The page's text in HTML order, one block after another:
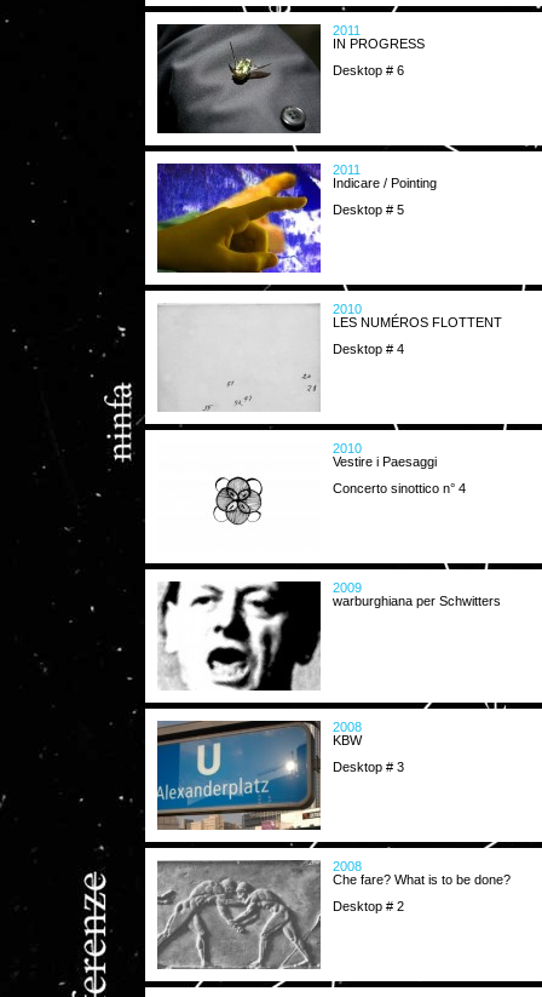
2011
IN PROGRESS
Desktop # 6
2011
Indicare / Pointing
Desktop # 5
2010
LES NUMÉROS FLOTTENT
Desktop # 4
2010
Vestire i Paesaggi
Concerto sinottico n° 4
2009
warburghiana per Schwitters
2008
KBW
Desktop # 3
2008
Che fare? What is to be done?
Desktop # 2